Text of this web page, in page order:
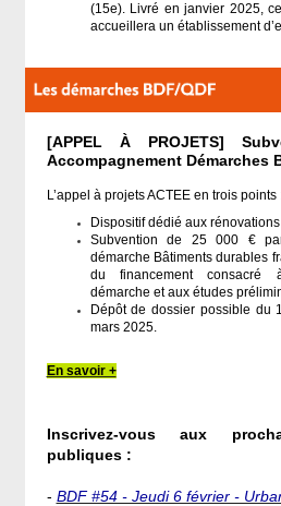
(15e). Livré en janvier 2025,
accueillera un établissement
[APPEL À PROJETS]
Accompagnement Démarches
L’appel à projets ACTEE en trois points
Dispositif dédié aux
Subvention de 25 000 €
démarche Bâtiments durables
du financement consacré
démarche et aux études
Dépôt de dossier possible du
mars 2025.
En savoir +
Inscrivez-vous aux
publiques :
- BDF #54 - Jeudi 6 février -